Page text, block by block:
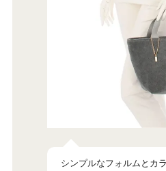
シンプルなフォルムとカ